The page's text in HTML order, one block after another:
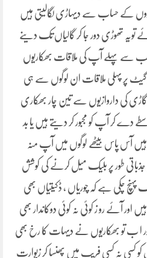
کے حساب سے دیہاڑی لگالیتی ہیں
تویہ تھوڑی دور جا کر گالیاں تک دینے
سب سے پہلے آپ کی ملاقات بھکاریوں
گیٹ پر پہلی ملاقات ان لوگوں سے ہی
گاڑی کی داروازیوں سے تین چار بھکاری
دے کر آپ کو مجبور کر دیتے ہیں یا بد
آس پاس بیٹھے لوگوں میں آپ منہ
طور پر بلیک میل کرنے کی کوشش
چکی ہے کہ چوریاں ، ڈکیتیاں بھی
آئے رو ز کوئی نہ کوئی دوکاندار بھی
ب تو بھکاریوں نے دیہات کا رخ بھی
کو کسی نہ کسی فریب میں پھنسا کر زیوارت